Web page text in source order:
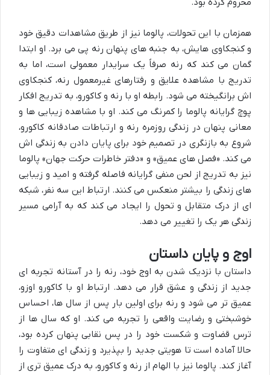
محروم کرده بود.
همزمان با این تحولات، پالوما نیز از طریق مشاهدات دقیق خود
و کنجکاوی هایش، به جنبه های پنهان رنه پی می برد. او ابتدا
گمان می کند که رنه صرفاً یک سرایدار معمولی است، اما به
تدریج با مشاهده علایق و رفتارهای غیرمعمول رنه، کنجکاوی
اش برانگیخته می شود. رابطه او با رنه و کاکورو، به تدریج افکار
پوچ گرایانه پالوما را کمرنگ می کند. او با مشاهده زیبایی ها و
معانی پنهان در زندگی روزمره رنه و ارتباطات صادقانه کاکورو،
شروع به بازنگری در تصمیم خود برای پایان دادن به زندگی اش
می کند. «فصل های عمیق» و «دفتر خاطرات حرکت جهان» پالوما
نیز به تدریج از لحن منفی گرایانه فاصله گرفته و امید و زیبایی
های زندگی را بیشتر منعکس می کنند. ارتباط این سه نفر، شبکه
ای از درک متقابل و تحول را ایجاد می کند که به آرامی مسیر
زندگی هر یک را تغییر می دهد.
اوج و پایان داستان
داستان با نزدیک شدن به اوج خود، رنه را در آستانه تجربه ای
جدید از زندگی و عشق قرار می دهد. ارتباط او با کاکورو اوزو،
عمیق تر می شود و رنه برای اولین بار پس از سال ها، احساس
خوشبختی و رضایت واقعی را تجربه می کند. او که سال ها از
ترس قضاوت و شکست خود را در پس نقابی پنهان کرده بود،
حالا آماده است تا هویتی جدید را بپذیرد و زندگی ای متفاوت را
آغاز کند. پالوما نیز با الهام از رنه و کاکورو، به درک عمیق تری از